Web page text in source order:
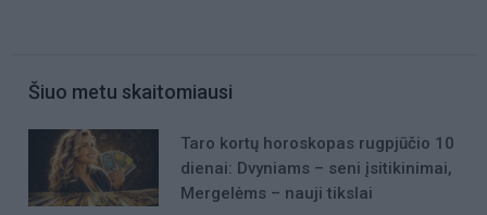
Šiuo metu skaitomiausi
Taro kortų horoskopas rugpjūčio 10
dienai: Dvyniams – seni įsitikinimai,
Mergelėms – nauji tikslai